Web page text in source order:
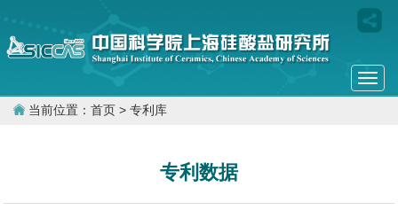
当前位置： 首页 > 专利库
专利数据